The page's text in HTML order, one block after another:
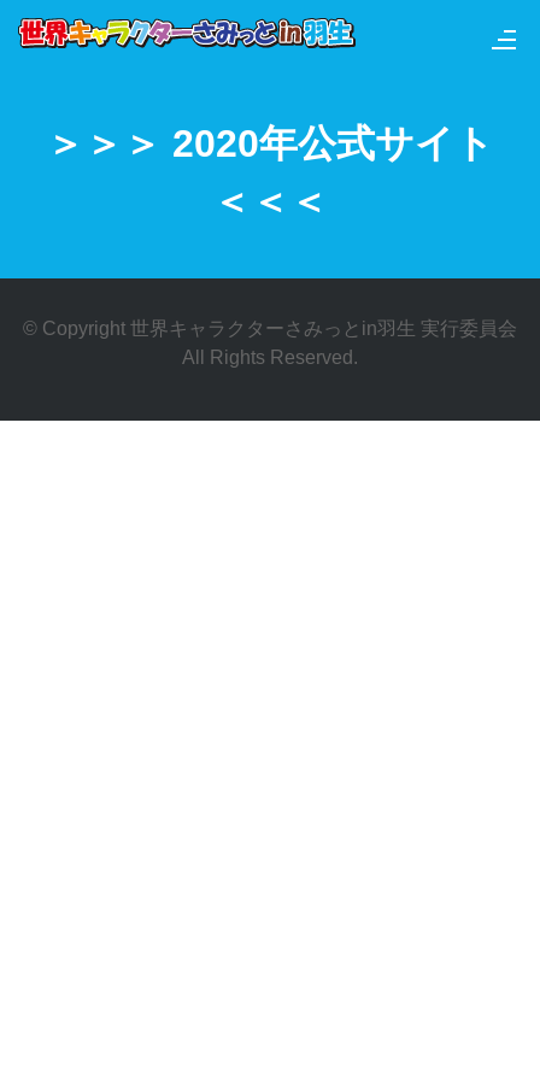
＞＞＞ 2020年公式サイト
＜＜＜
© Copyright 世界キャラクターさみっとin羽生 実行委員会
All Rights Reserved.